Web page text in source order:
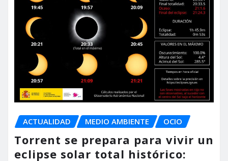
ACTUALIDAD MEDIO AMBIENTE OCIO
Torrent se prepara para vivir un
eclipse solar total histórico: